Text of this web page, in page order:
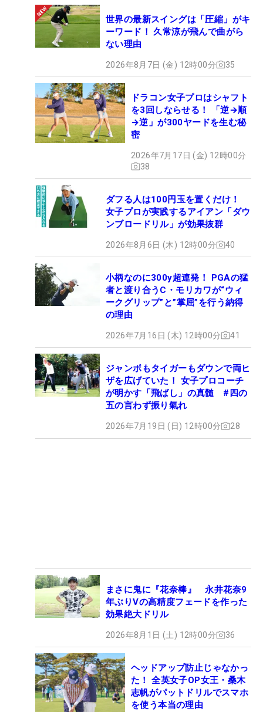
世界の最新スイングは「圧縮」がキ
ーワード！ 久常涼が飛んで曲がら
ない理由
2026年8月7日 (金) 12時00分 35
ドラコン女子プロはシャフト
を3回しならせる！ 「逆→順
→逆」が300ヤードを生む秘
密
2026年7月17日 (金) 12時00分
38
ダフる人は100円玉を置くだけ！
女子プロが実践するアイアン「ダウ
ンブロードリル」が効果抜群
2026年8月6日 (木) 12時00分 40
小柄なのに300y超連発！ PGAの猛
者と渡り合うC・モリカワが“ウィ
ークグリップ”と”掌屈”を行う納得
の理由
2026年7月16日 (木) 12時00分 41
ジャンボもタイガーもダウンで両ヒ
ザを広げていた！ 女子プロコーチ
が明かす「飛ばし」の真髄 #四の
五の言わず振り氣れ
2026年7月19日 (日) 12時00分 28
まさに鬼に『花奈棒』 永井花奈9
年ぶりVの高精度フェードを作った
効果絶大ドリル
2026年8月1日 (土) 12時00分 36
ヘッドアップ防止じゃなかっ
た！ 全英女子OP女王・桑木
志帆がパットドリルでスマホ
を使う本当の理由